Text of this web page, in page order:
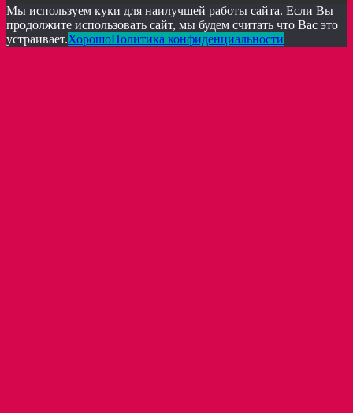
Мы используем куки для наилучшей работы сайта. Если Вы
продолжите использовать сайт, мы будем считать что Вас это
устраивает.ХорошоПолитика конфиденциальности